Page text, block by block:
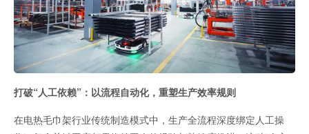
打破“人工依赖”：以流程自动化，重塑生产效率规则
在电热毛巾架行业传统制造模式中，生产全流程深度绑定人工操